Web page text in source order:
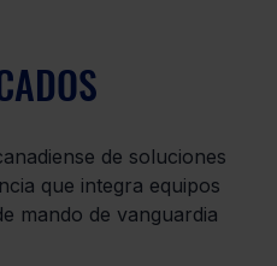
de soluciones
que integra equipos
mando de vanguardia